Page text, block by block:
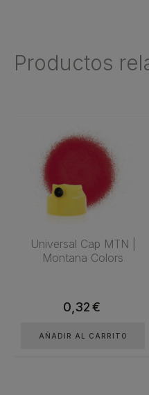
Productos
Universal Cap MTN |
Montana Colors
0,32€
AÑADIR AL CARRITO